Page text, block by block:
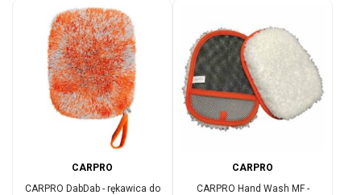
CARPRO
CARPRO DabDab - rękawica do
CARPRO
CARPRO Hand Wash MF -